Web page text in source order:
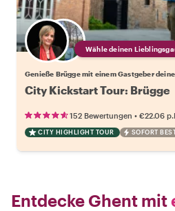
Wähle deinen
Genieße Brügge mit einem Gastgeber
City Kickstart Tour: Brügge
152 Bewertungen • €22.06
CITY HIGHLIGHT TOUR SOFORT
Entdecke Ghent mit